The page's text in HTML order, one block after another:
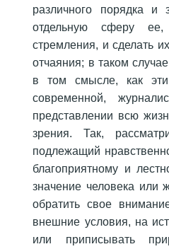
различного порядка и
отдельную сферу ее,
стремления, и сделать
отчаяния; в таком
в том смысле, как
современной,
представлении всю
зрения. Так,
подлежащий
благоприятному и
значение человека
обратить свое
внешние условия, на
или приписывать